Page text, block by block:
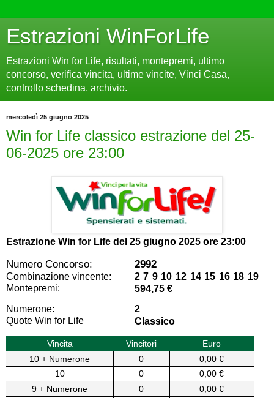
Estrazioni WinForLife
Estrazioni Win for Life, risultati, montepremi, ultimo
concorso, verifica vincita, ultime vincite, Vinci Casa,
controllo schedina, archivio.
mercoledì 25 giugno 2025
Win for Life classico estrazione del 25-
06-2025 ore 23:00
Estrazione Win for Life del 25 giugno 2025 ore 23:00
Numero Concorso: 2992
Combinazione vincente:
2 7 9 10 12 14 15 16 18 19
Montepremi:
594,75 €
Numerone:
2
Quote Win for Life
Classico
Vincita Vincitori
Euro
10 + Numerone
0
0,00 €
10
0
0,00 €
9 + Numerone
0
0,00 €